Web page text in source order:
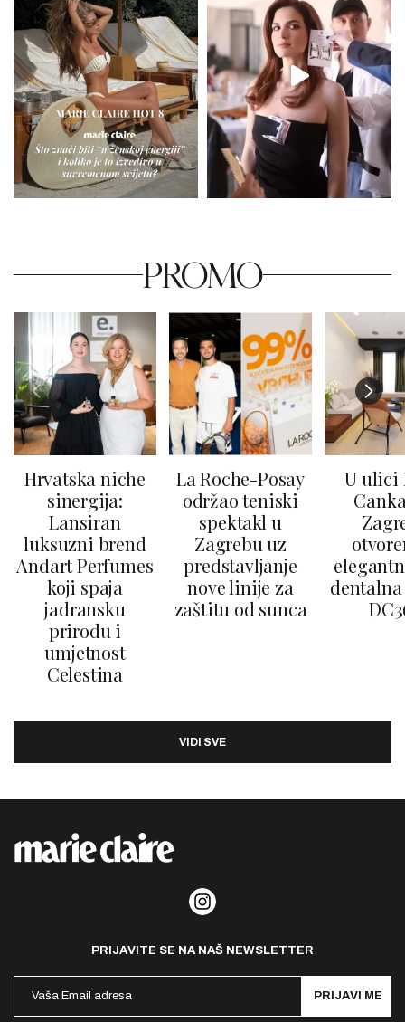
PROMO
Hrvatska niche
sinergija:
Lansiran
luksuzni brend
Andart Perfumes
koji spaja
jadransku
prirodu i
umjetnost
Celestina
La Roche-Posay
održao teniski
spektakl u
Zagrebu uz
predstavljanje
nove linije za
zaštitu od sunca
U ulici
VIDI SVE
PRIJAVITE SE NA NAŠ NEWSLETTER
PRIJAVI ME